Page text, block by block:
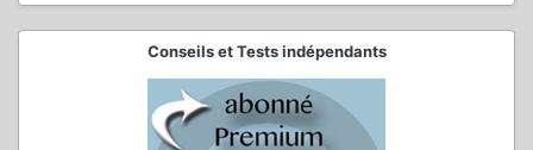
Conseils et Tests indépendants